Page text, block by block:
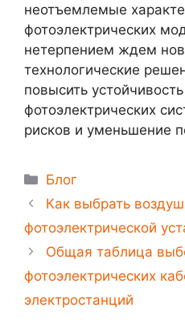
неотъемлемые
фотоэлектрических
нетерпением ждем
технологические
повысить
фотоэлектрических
рисков и уменьшение
Блог
Как выбрать
фотоэлектрической
Общая таблица
фотоэлектрических
электростанций